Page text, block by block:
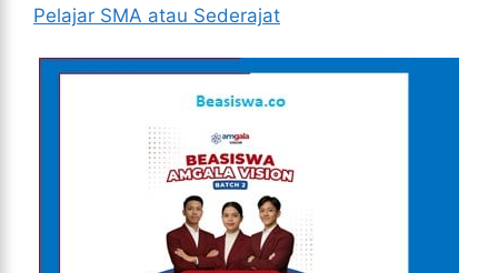
Pelajar SMA atau Sederajat